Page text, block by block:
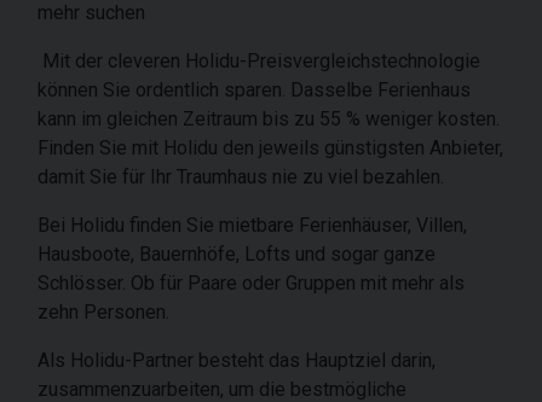
mehr suchen
Mit der cleveren Holidu-Preisvergleichstechnologie
können Sie ordentlich sparen. Dasselbe Ferienhaus
kann im gleichen Zeitraum bis zu 55 % weniger kosten.
Finden Sie mit Holidu den jeweils günstigsten Anbieter,
damit Sie für Ihr Traumhaus nie zu viel bezahlen.
Bei Holidu finden Sie mietbare Ferienhäuser, Villen,
Hausboote, Bauernhöfe, Lofts und sogar ganze
Schlösser. Ob für Paare oder Gruppen mit mehr als
zehn Personen.
Als Holidu-Partner besteht das Hauptziel darin,
zusammenzuarbeiten, um die bestmögliche